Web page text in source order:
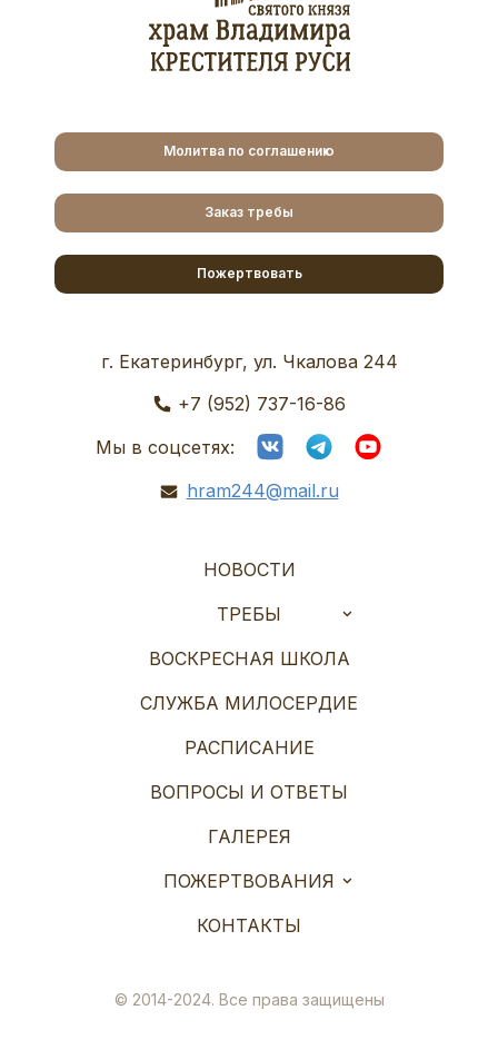
Молитва по соглашению
Заказ требы
Пожертвовать
г. Екатеринбург, ул. Чкалова 244
+7 (952) 737-16-86
Мы в соцсетях:
hram244@mail.ru
НОВОСТИ
ТРЕБЫ
ВОСКРЕСНАЯ ШКОЛА
СЛУЖБА МИЛОСЕРДИЕ
РАСПИСАНИЕ
ВОПРОСЫ И ОТВЕТЫ
ГАЛЕРЕЯ
ПОЖЕРТВОВАНИЯ
КОНТАКТЫ
© 2014-2024. Все права защищены